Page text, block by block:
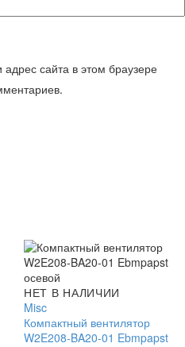
сайта в этом браузере
Компактный
вентилятор
W2E208-
BA20-
НЕТ В НАЛИЧИИ
Misc
Компактный вентилятор
W2E208-BA20-01 Ebmpapst